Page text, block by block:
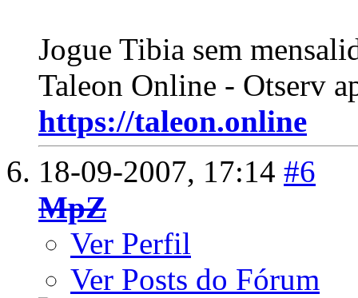
Jogue Tibia sem
Taleon Online - Otserv
https://taleon.online
18-09-2007, 17:14 #6
MpZ
Ver Perfil
Ver Posts do Fórum